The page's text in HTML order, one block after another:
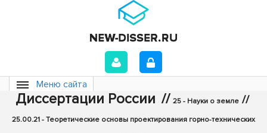
Меню сайта
Диссертации России // 25 - Науки о земле //
25.00.21 - Теоретические основы проектирования горно-технических